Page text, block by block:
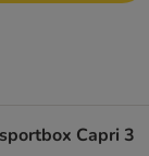
Capri 3